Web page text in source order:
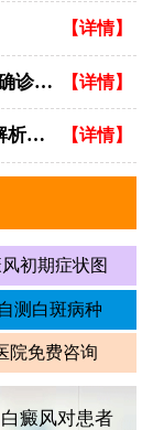
【详情】
白斑用手搓不变红，皮肤CT能否确诊白癜风？ 【详情】
`308准分子激光治疗仪品牌深度解析：专业视角下的优选指南` 【详情】
初期症状图
测白斑病种
院免费咨询
白癜风对患者